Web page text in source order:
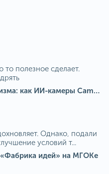
то полезное сделает.
Стратегия нулевого травматизма: как ИИ-камеры Camkord снижают риск наезда на пешехода при работе на погрузчике
Однако, подали
условий т...
идей» на МГОКе